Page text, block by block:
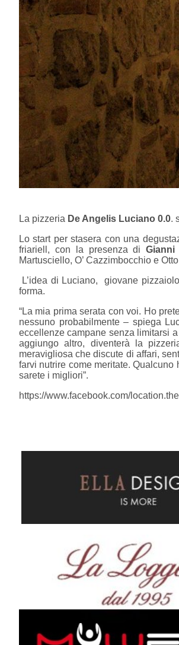
La pizzeria De Angelis Luciano 0.0.
Lo start per stasera con una
friariell, con la presenza diGianni
Martusciello, O’ Cazzimbocchio e
L’idea di Luciano, giovane
forma.
“La mia prima serata con voi. Ho
nessuno probabilmente – spiega
eccellenze campane senza limitarsi
aggiungo altro, diventerà la
meravigliosa che discute di affari,
farvi nutrire come meritate.
sarete i migliori”.
https://www.facebook.com/